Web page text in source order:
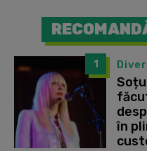
1
în